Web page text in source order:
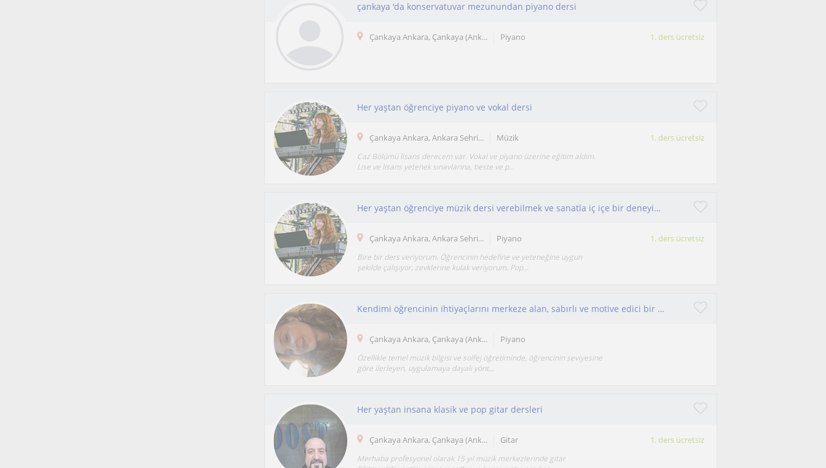
çankaya ‘da konservatuvar mezunundan piyano dersi
Çankaya Ankara, Çankaya (Ank... Piyano 1. ders ücretsiz
Her yaştan öğrenciye piyano ve vokal dersi
Çankaya Ankara, Ankara Sehri... Müzik 1. ders ücretsiz
Caz Bölümü lisans derecem var. Vokal ve piyano üzerine eğitim aldım.
Lise ve lisans yetenek sınavlarına, beste ve p...
Her yaştan öğrenciye müzik dersi verebilmek ve sanatla iç içe bir deneyim sunmayı umuyorum!
Çankaya Ankara, Ankara Sehri... Piyano 1. ders ücretsiz
Bire bir ders veriyorum. Öğrencinin hedefine ve yeteneğine uygun
şekilde çalışıyor, zevklerine kulak veriyorum. Pop...
Kendimi öğrencinin ihtiyaçlarını merkeze alan, sabırlı ve motive edici bir eğitmen olarak tanımlıyorum.
Çankaya Ankara, Çankaya (Ank... Piyano
Özellikle temel müzik bilgisi ve solfej öğretiminde, öğrencinin seviyesine
göre ilerleyen, uygulamaya dayalı yönt...
Her yaştan insana klasik ve pop gitar dersleri
Çankaya Ankara, Çankaya (Ank... Gitar 1. ders ücretsiz
Merhaba profesyonel olarak 15 yıl müzik merkezlerinde gitar